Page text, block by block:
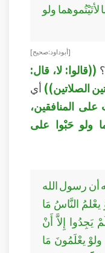
ولو
[ أبو داود: صحيح ]
((قالوا: لا، قال:
الصلاتين)) أي
المنافقين،
ولو حَبْوا على
أن رسول الله
النَّاسُ مَا
يَجِدُوا إِلاَّ أَنْ
يعْلَمُونَ مَا